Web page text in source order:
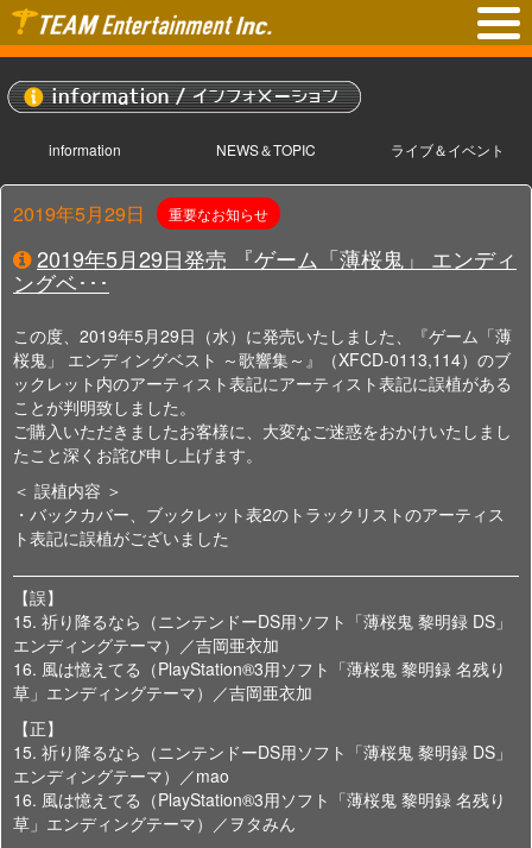
information NEWS＆TOPIC ライブ＆イベント
2019年5月29日 重要なお知らせ
2019年5月29日発売 『ゲーム「薄桜鬼」 エンディ
ングベ･･･
この度、2019年5月29日（水）に発売いたしました、『ゲーム「薄
桜鬼」 エンディングベスト ～歌響集～』（XFCD-0113,114）のブ
ックレット内のアーティスト表記にアーティスト表記に誤植がある
ことが判明致しました。
ご購入いただきましたお客様に、大変なご迷惑をおかけいたしまし
たこと深くお詫び申し上げます。
＜ 誤植内容 ＞
・バックカバー、ブックレット表2のトラックリストのアーティス
ト表記に誤植がございました
【誤】
15. 祈り降るなら（ニンテンドーDS用ソフト「薄桜鬼 黎明録 DS」
エンディングテーマ）／吉岡亜衣加
16. 風は憶えてる（PlayStation®3用ソフト「薄桜鬼 黎明録 名残り
草」エンディングテーマ）／吉岡亜衣加
【正】
15. 祈り降るなら（ニンテンドーDS用ソフト「薄桜鬼 黎明録 DS」
エンディングテーマ）／mao
16. 風は憶えてる（PlayStation®3用ソフト「薄桜鬼 黎明録 名残り
草」エンディングテーマ）／ヲタみん